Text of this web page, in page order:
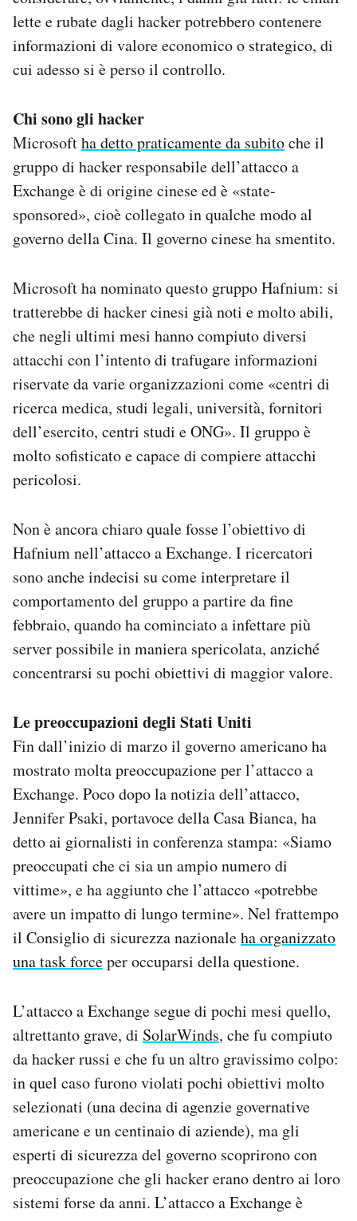
lette e rubate dagli hacker potrebbero contenere
informazioni di valore economico o strategico, di
cui adesso si è perso il controllo.
Chi sono gli hacker
Microsoftha detto praticamente da subitoche il
gruppo di hacker responsabile dell’attacco a
Exchange è di origine cinese ed è «state-
sponsored», cioè collegato in qualche modo al
governo della Cina. Il governo cinese ha smentito.
Microsoft ha nominato questo gruppo Hafnium: si
tratterebbe di hacker cinesi già noti e molto abili,
che negli ultimi mesi hanno compiuto diversi
attacchi con l’intento di trafugare informazioni
riservate da varie organizzazioni come «centri di
ricerca medica, studi legali, università, fornitori
dell’esercito, centri studi e ONG». Il gruppo è
molto sofisticato e capace di compiere attacchi
pericolosi.
Non è ancora chiaro quale fosse l’obiettivo di
Hafnium nell’attacco a Exchange. I ricercatori
sono anche indecisi su come interpretare il
comportamento del gruppo a partire da fine
febbraio, quando ha cominciato a infettare più
server possibile in maniera spericolata, anziché
concentrarsi su pochi obiettivi di maggior valore.
Le preoccupazioni degli Stati Uniti
Fin dall’inizio di marzo il governo americano ha
mostrato molta preoccupazione per l’attacco a
Exchange. Poco dopo la notizia dell’attacco,
Jennifer Psaki, portavoce della Casa Bianca, ha
detto ai giornalisti in conferenza stampa: «Siamo
preoccupati che ci sia un ampio numero di
vittime», e ha aggiunto che l’attacco «potrebbe
avere un impatto di lungo termine». Nel frattempo
il Consiglio di sicurezza nazionaleha organizzato
una task forceper occuparsi della questione.
L’attacco a Exchange segue di pochi mesi quello,
altrettanto grave, di SolarWinds, che fu compiuto
da hacker russi e che fu un altro gravissimo colpo:
in quel caso furono violati pochi obiettivi molto
selezionati (una decina di agenzie governative
americane e un centinaio di aziende), ma gli
esperti di sicurezza del governo scoprirono con
preoccupazione che gli hacker erano dentro ai loro
sistemi forse da anni. L’attacco a Exchange è